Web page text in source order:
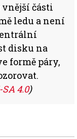
vnější části
ledu a není
disku na
formě páry,
SA 4.0)